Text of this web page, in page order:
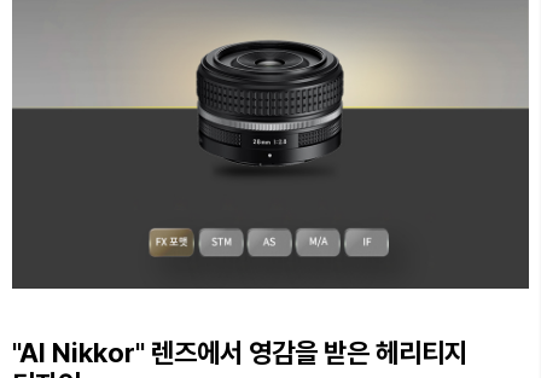
"AI Nikkor" 렌즈에서 영감을 받은 헤리티지